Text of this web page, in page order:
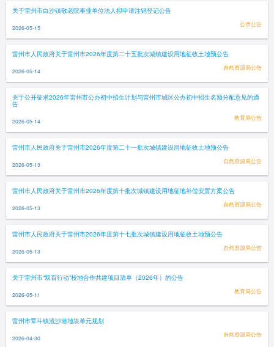
关于雷州市白沙镇敬老院事业单位法人拟申请注销登记公告
2026-05-15 公示公告
雷州市人民政府关于雷州市2026年度第二十五批次城镇建设用地征收土地预公告
2026-05-14 自然资源局公告
关于公开征求2026年雷州市公办初中招生计划与雷州市城区公办初中招生名额分配意见的通
告
2026-05-14 教育局公告
雷州市人民政府关于雷州市2026年度第二十一批次城镇建设用地征收土地预公告
2026-05-13 自然资源局公告
雷州市人民政府关于雷州市2026年度第十批次城镇建设用地征地补偿安置方案公告
2026-05-13 自然资源局公告
雷州市人民政府关于雷州市2026年度第十七批次城镇建设用地征收土地预公告
2026-05-13 自然资源局公告
关于雷州市“双百行动”校地合作共建项目清单（2026年）的公告
2026-05-11 教育局公告
雷州市覃斗镇流沙港地块单元规划
2026-04-30 自然资源局公告